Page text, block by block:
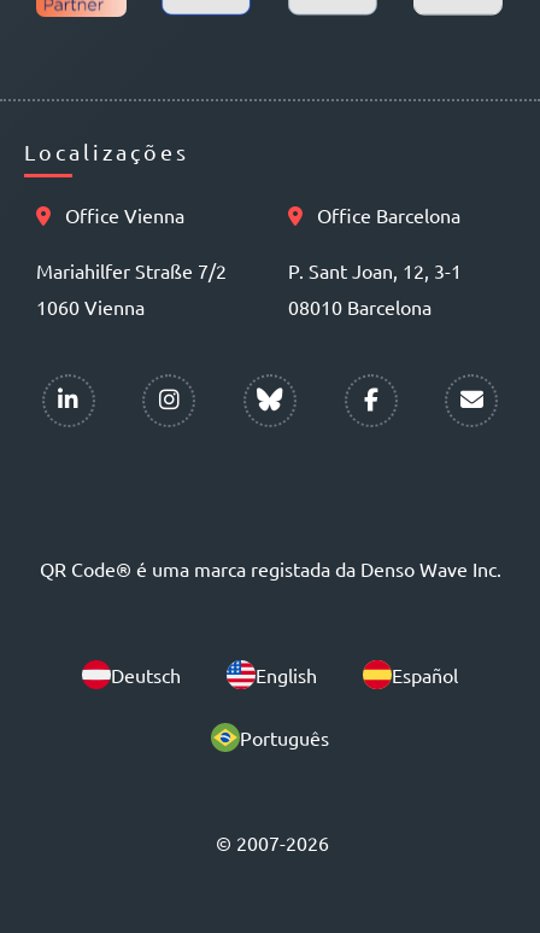
Localizações
Office Vienna
Mariahilfer Straße 7/2
1060 Vienna
Office Barcelona
P. Sant Joan, 12, 3-1
08010 Barcelona
QR Code® é uma marca registada da Denso Wave Inc.
Deutsch English Español
Português
© 2007-2026